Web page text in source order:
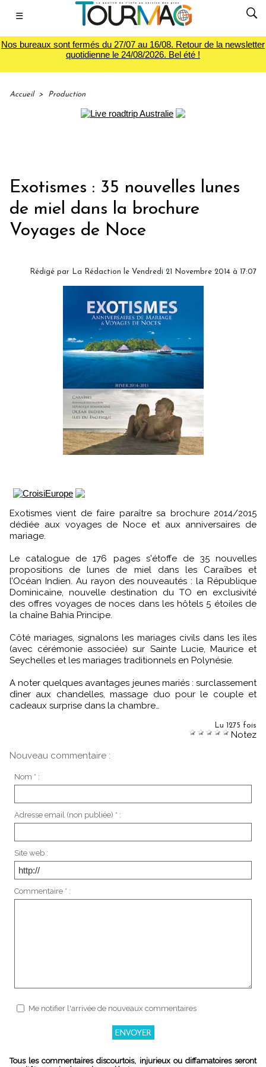
☰
Nos bureaux sont fermés du 27/07 au 16/08. Retour de la newsletter
quotidienne le 24/08/2026. Bel été !
Accueil > Production
Exotismes : 35 nouvelles lunes
de miel dans la brochure
Voyages de Noce
Rédigé par La Rédaction le Vendredi 21 Novembre 2014 à 17:07
Exotismes vient de faire paraître sa brochure 2014/2015
dédiée aux voyages de Noce et aux anniversaires de
mariage.
Le catalogue de 176 pages s'étoffe de 35 nouvelles
propositions de lunes de miel dans les Caraïbes et
l’Océan Indien. Au rayon des nouveautés : la République
Dominicaine, nouvelle destination du TO en exclusivité
des offres voyages de noces dans les hôtels 5 étoiles de
la chaîne Bahia Principe.
Côté mariages, signalons les mariages civils dans les îles
(avec cérémonie associée) sur Sainte Lucie, Maurice et
Seychelles et les mariages traditionnels en Polynésie.
A noter quelques avantages jeunes mariés : surclassement
dîner aux chandelles, massage duo pour le couple et
cadeaux surprise dans la chambre…
Lu 1275 fois
Notez
Nouveau commentaire :
Nom * :
Adresse email (non publiée) * :
Site web :
Commentaire * :
Me notifier l'arrivée de nouveaux commentaires
Tous les commentaires discourtois, injurieux ou diffamatoires seront